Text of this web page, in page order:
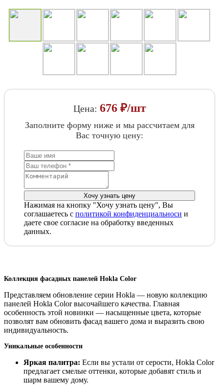
Цена: 676 ₽/шт
Заполните форму ниже и мы рассчитаем для
Вас точную цену:
Нажимая на кнопку "Хочу узнать цену", Вы
соглашаетесь с политикой конфиденциальноси и
даете свое согласие на обработку введенных
данных.
Коллекция фасадных панелей Hokla Color
Представляем обновление серии Hokla — новую коллекцию
панелей Hokla Color высочайшего качества. Главная
особенность этой новинки — насыщенные цвета, которые
позволят вам обновить фасад вашего дома и выразить свою
индивидуальность.
Уникальные особенности
Яркая палитра: Если вы устали от серости, Hokla Color
предлагает смелые оттенки, которые добавят стиль и
шарм вашему дому.